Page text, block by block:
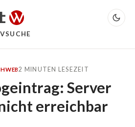
SUCHE
WEB2 MINUTEN LESEZEIT
Server
erreichbar